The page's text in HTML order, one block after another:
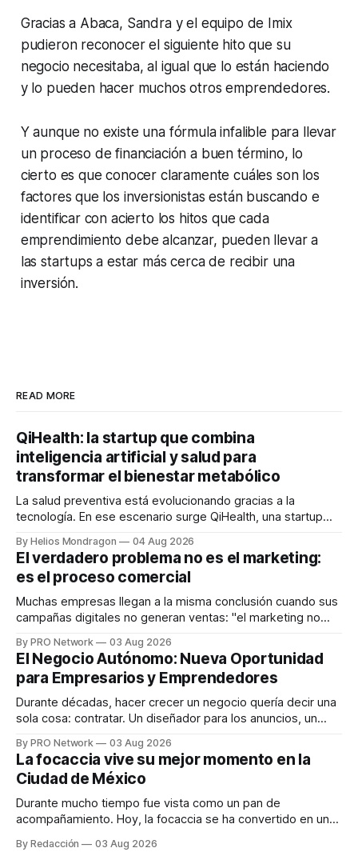
Gracias a Abaca, Sandra y el equipo de Imix
pudieron reconocer el siguiente hito que su
negocio necesitaba, al igual que lo están haciendo
y lo pueden hacer muchos otros emprendedores.
Y aunque no existe una fórmula infalible para llevar
un proceso de financiación a buen término, lo
cierto es que conocer claramente cuáles son los
factores que los inversionistas están buscando e
identificar con acierto los hitos que cada
emprendimiento debe alcanzar, pueden llevar a
las startups a estar más cerca de recibir una
inversión.
READ MORE
QiHealth: la startup que combina
inteligencia artificial y salud para
transformar el bienestar metabólico
La salud preventiva está evolucionando gracias a la
tecnología. En ese escenario surge QiHealth, una startup
dispositivos inteligentes, inteligencia artificial y monitoreo
en tiempo real para ayudar a las personas a tomar mejores
decisiones sobre su salud metabólica. Su propuesta busca
responder
By Helios Mondragon 04 Aug 2026
El verdadero problema no es el marketing:
es el proceso comercial
Muchas empresas llegan a la misma conclusión cuando sus
campañas digitales no generan ventas: "el marketing no
INTERIUS, el problema suele estar en otro lugar. Durante
una entrevista para el podcast SER PRO, el especialista en
marketing digital explicó que
By PRO Network 03 Aug 2026
El Negocio Autónomo: Nueva Oportunidad
para Empresarios y Emprendedores
Durante décadas, hacer crecer un negocio quería decir una
sola cosa: contratar. Un diseñador para los anuncios, un
para los textos, alguien que supiera de publicidad digital
para encontrar prospectos, un vendedor para atender
llamadas y mensajes, y —con suerte— una persona
By PRO Network 03 Aug 2026
La focaccia vive su mejor momento en la
Ciudad de México
Durante mucho tiempo fue vista como un pan de
acompañamiento. Hoy, la focaccia se ha convertido en uno
artesanal, ingredientes de calidad y experiencias que
By Redacción 03 Aug 2026